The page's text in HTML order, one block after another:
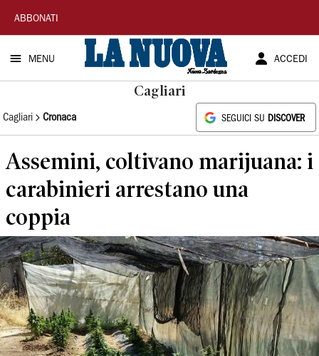
La
Nuova
Sardegna
ABBONATI
MENU ACCEDI
Cagliari
Cagliari Cronaca SEGUICI SU DISCOVER
Assemini, coltivano marijuana: i
carabinieri arrestano una
coppia